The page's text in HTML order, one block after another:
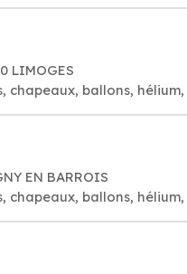
LIMOGES
chapeaux, ballons,
EN BARROIS
chapeaux, ballons,